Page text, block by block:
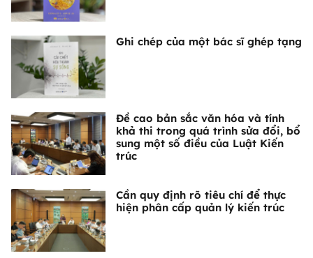
Ghi chép của một bác sĩ ghép tạng
Đề cao bản sắc văn hóa và tính
khả thi trong quá trình sửa đổi, bổ
sung một số điều của Luật Kiến
trúc
Cần quy định rõ tiêu chí để thực
hiện phân cấp quản lý kiến trúc